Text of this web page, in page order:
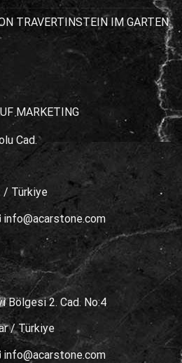
TRAVERTINSTEIN IM GARTEN
MARKETING
Cad.
/ Türkiye
info@acarstone.com
Bölgesi 2. Cad. No:4
/ Türkiye
info@acarstone.com